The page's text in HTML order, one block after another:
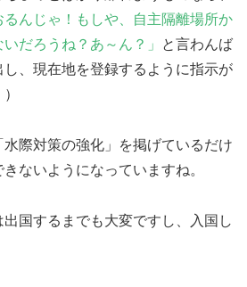
るんじゃ！もしや、自主隔離場所か
だろうね？あ～ん？」
と言わんば
、現在地を登録するように指示が
際対策の強化」を掲げているだけ
ないようになっていますね。
国するまでも大変ですし、入国し